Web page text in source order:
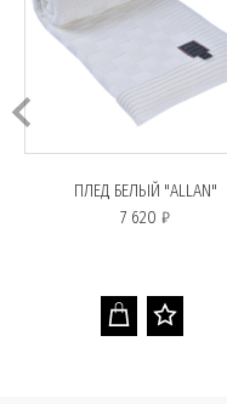
ПЛЕД БЕЛЫЙ "ALLAN"
7 620 ₽